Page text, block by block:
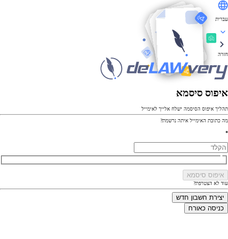
עברית
חזרה
איפוס סיסמא
תהליך איפוס הסיסמה ישלח אלייך לאימייל
מה כתובת האימייל איתה נרשמת?
*
איפוס סיסמא
עוד לא הצטרפת?
יצירת חשבון חדש
כניסה כאורח